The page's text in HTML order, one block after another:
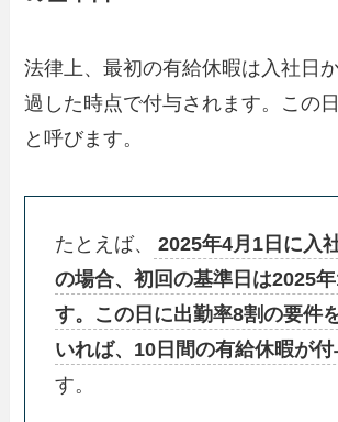
法律上、最初の有給休暇は入社日
過した時点で付与されます。この
と呼びます。
たとえば、
2025年4月1日に入
の場合、初回の基準日は2025
す。この日に出勤率8割の要件
いれば、10日間の有給休暇が付
す。